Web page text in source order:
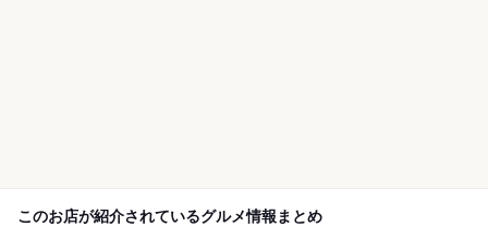
このお店が紹介されているグルメ情報まとめ